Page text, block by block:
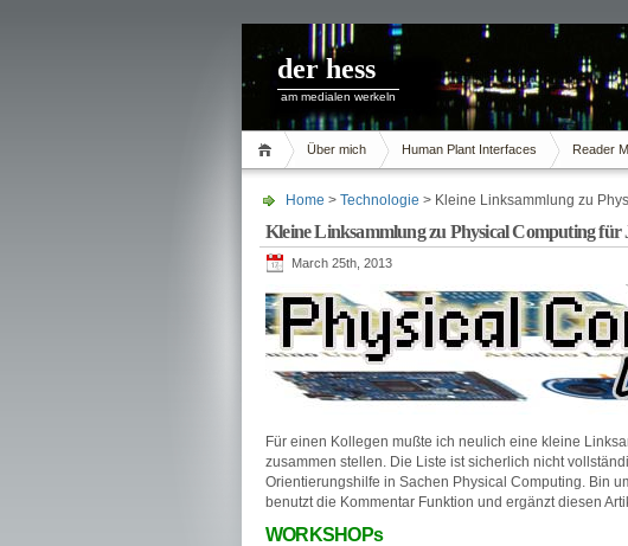
der hess
am medialen werkeln
Über mich Human Plant Interfaces Reader
Home > Technologie > Kleine Linksammlung zu
Kleine Linksammlung zu Physical Computing für
March 25th, 2013
Für einen Kollegen mußte ich neulich eine kleine
zusammen stellen. Die Liste ist sicherlich nicht
Orientierungshilfe in Sachen Physical Computing. Bin
benutzt die Kommentar Funktion und ergänzt diesen
WORKSHOPs